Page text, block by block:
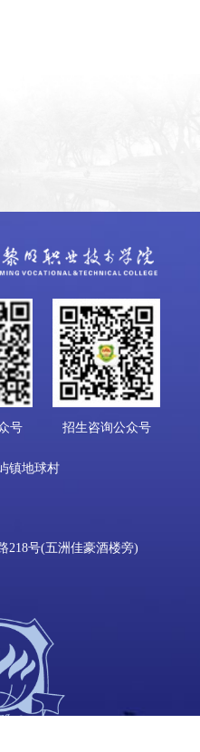
号 招生咨询公众号
镇地球村
218号(五洲佳豪酒楼旁)